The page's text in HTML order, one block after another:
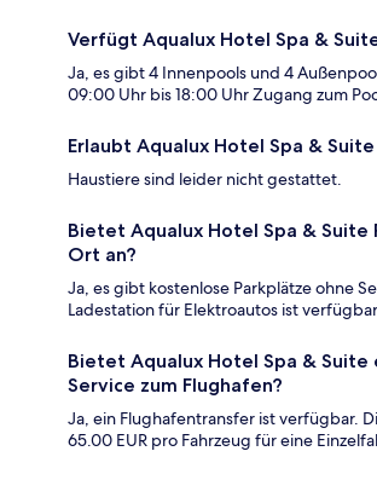
Verfügt Aqualux Hotel Spa &
Ja, es gibt 4 Innenpools und 4
09:00 Uhr bis 18:00 Uhr Zugang zum
Erlaubt Aqualux Hotel Spa &
Haustiere sind leider nicht gestattet.
Bietet Aqualux Hotel Spa & Suite
Ort an?
Ja, es gibt kostenlose Parkplätze ohne
Ladestation für Elektroautos ist
Bietet Aqualux Hotel Spa & Suite
Service zum Flughafen?
Ja, ein Flughafentransfer ist verfügbar.
65.00 EUR pro Fahrzeug für eine